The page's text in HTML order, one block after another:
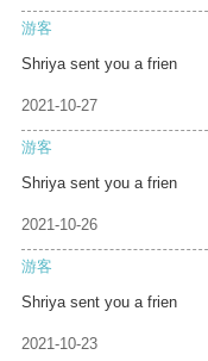
游客
Shriya sent you a frien
2021-10-27
游客
Shriya sent you a frien
2021-10-26
游客
Shriya sent you a frien
2021-10-23